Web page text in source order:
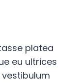
platea
eu ultrices